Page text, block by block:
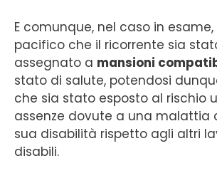
E comunque, nel caso in
pacifico che il ricorrente sia
assegnato a mansioni
stato di salute, potendosi
che sia stato esposto al rischio
assenze dovute a una malattia
sua disabilità rispetto agli altri
disabili.